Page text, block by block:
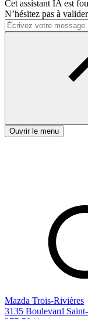
Cet assistant IA est
N’hésitez pas à
Ouvrir le menu
Mazda Trois-Rivières
3135 Boulevard